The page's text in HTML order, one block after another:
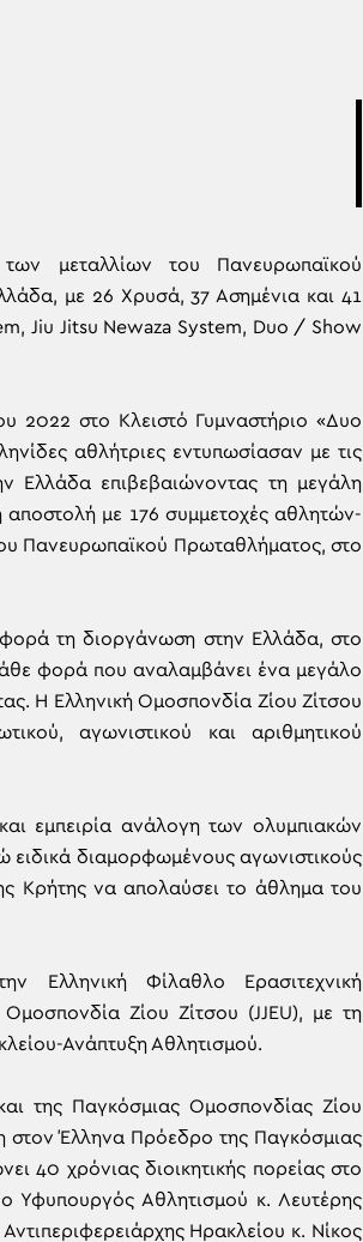
μεταλλίων του Πανευρωπαϊκού
με 26 Χρυσά, 37 Ασημένια και 41
Jiu Jitsu Newaza System, Duo / Show
2022 στο Κλειστό Γυμναστήριο «Δυο
αθλήτριες εντυπωσίασαν με τις
Ελλάδα επιβεβαιώνοντας τη μεγάλη
αποστολή με 176 συμμετοχές αθλητών-
Πανευρωπαϊκού Πρωταθλήματος, στο
τη διοργάνωση στην Ελλάδα, στο
φορά που αναλαμβάνει ένα μεγάλο
Η Ελληνική Ομοσπονδία Ζίου Ζίτσου
αγωνιστικού και αριθμητικού
εμπειρία ανάλογη των ολυμπιακών
διαμορφωμένους αγωνιστικούς
Κρήτης να απολαύσει το άθλημα του
Ελληνική Φίλαθλο Ερασιτεχνική
Ζίου Ζίτσου (JJEU), με τη
Ανάπτυξη Αθλητισμού.
της Παγκόσμιας Ομοσπονδίας Ζίου
στον Έλληνα Πρόεδρο της Παγκόσμιας
40 χρόνιας διοικητικής πορείας στο
Υφυπουργός Αθλητισμού κ. Λευτέρης
Ηρακλείου κ. Νίκος